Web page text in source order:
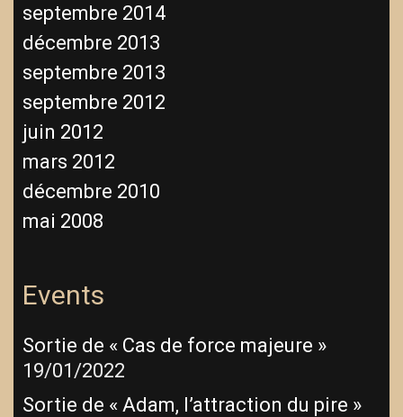
septembre 2014
décembre 2013
septembre 2013
septembre 2012
juin 2012
mars 2012
décembre 2010
mai 2008
Events
Sortie de « Cas de force majeure »
19/01/2022
Sortie de « Adam, l’attraction du pire »